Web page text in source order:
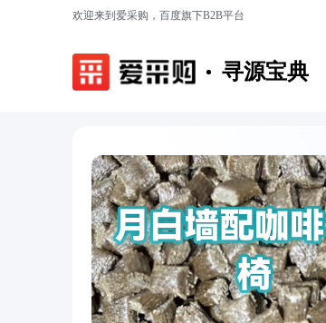
欢迎来到爱采购，百度旗下B2B平台
寻源宝典